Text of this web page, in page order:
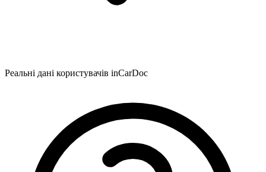
Реальні дані користувачів inCarDoc